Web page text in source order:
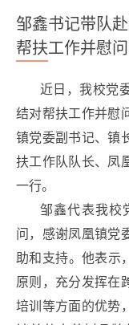
邹鑫书记带队
帮扶工作并慰
近日，我校党
结对帮扶工作并慰
镇党委副书记、镇
扶工作队队长、凤
一行。
邹鑫代表我校
问，感谢凤凰镇党
助和支持。他表示
原则，充分发挥在
培训等方面的优势